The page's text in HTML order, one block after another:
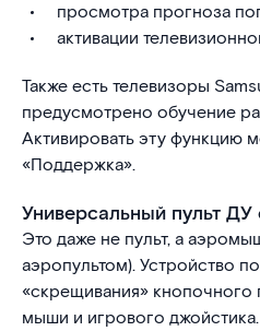
просмотра прогноза
активации
Также есть телевизоры
предусмотрено обучение
Активировать эту функцию
«Поддержка».
Универсальный пульт
Это даже не пульт, а
аэропультом). Устройство
«скрещивания» кнопочного
мыши и игрового